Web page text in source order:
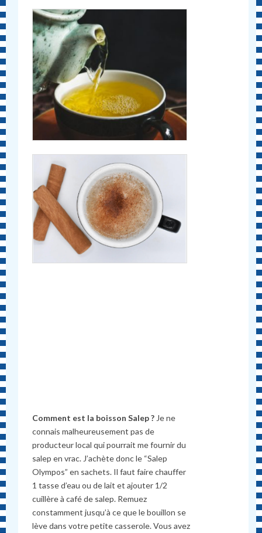
Comment est la boisson Salep ? Je ne
connais malheureusement pas de
producteur local qui pourrait me fournir du
salep en vrac. J’achète donc le “Salep
Olympos” en sachets. Il faut faire chauffer
1 tasse d’eau ou de lait et ajouter 1/2
cuillère à café de salep. Remuez
constamment jusqu’à ce que le bouillon se
lève dans votre petite casserole. Vous avez